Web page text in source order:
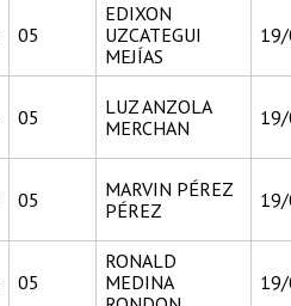
05
EDIXON
UZCATEGUI
MEJÍAS
05
LUZ ANZOLA
MERCHAN
05
MARVIN PÉREZ
PÉREZ
05
RONALD
MEDINA